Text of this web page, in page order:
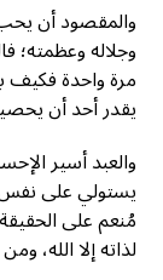
والمقصود أن يحب
وجلاله
مرة واحدة فكيف
يقدر أحد أن
والعبد أسير
يستولي على نفس
مُنعم على
لذاته إلا الله،